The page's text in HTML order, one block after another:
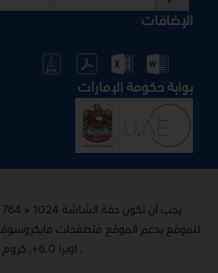
الإضافات
بوابة حكومة الإمارات
يجب أن تكون دقة الشاشة 1024 × 764 لأفضل تصفح للموقع
، اوبرا 6.0+, كروم